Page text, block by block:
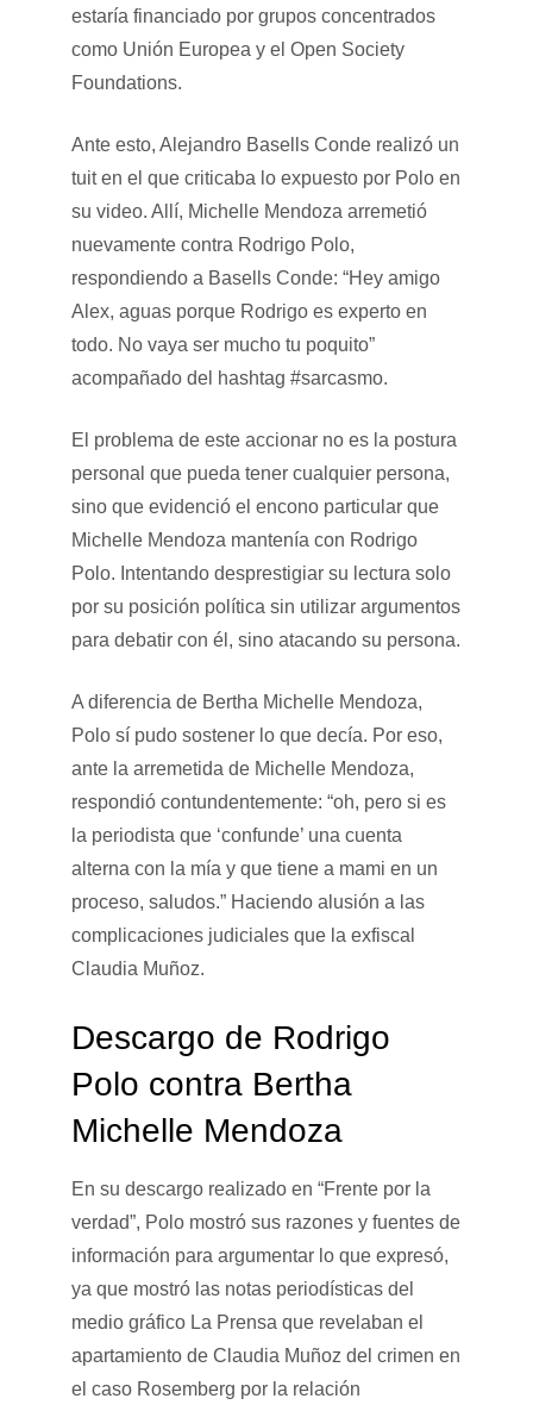
estaría financiado por grupos concentrados
como Unión Europea y el Open Society
Foundations.
Ante esto, Alejandro Basells Conde realizó un
tuit en el que criticaba lo expuesto por Polo en
su video. Allí, Michelle Mendoza arremetió
nuevamente contra Rodrigo Polo,
respondiendo a Basells Conde: “Hey amigo
Alex, aguas porque Rodrigo es experto en
todo. No vaya ser mucho tu poquito”
acompañado del hashtag #sarcasmo.
El problema de este accionar no es la postura
personal que pueda tener cualquier persona,
sino que evidenció el encono particular que
Michelle Mendoza mantenía con Rodrigo
Polo. Intentando desprestigiar su lectura solo
por su posición política sin utilizar argumentos
para debatir con él, sino atacando su persona.
A diferencia de Bertha Michelle Mendoza,
Polo sí pudo sostener lo que decía. Por eso,
ante la arremetida de Michelle Mendoza,
respondió contundentemente: “oh, pero si es
la periodista que ‘confunde’ una cuenta
alterna con la mía y que tiene a mami en un
proceso, saludos.” Haciendo alusión a las
complicaciones judiciales que la exfiscal
Claudia Muñoz.
Descargo de Rodrigo
Polo contra Bertha
Michelle Mendoza
En su descargo realizado en “Frente por la
verdad”, Polo mostró sus razones y fuentes de
información para argumentar lo que expresó,
ya que mostró las notas periodísticas del
medio gráfico La Prensa que revelaban el
apartamiento de Claudia Muñoz del crimen en
el caso Rosemberg por la relación